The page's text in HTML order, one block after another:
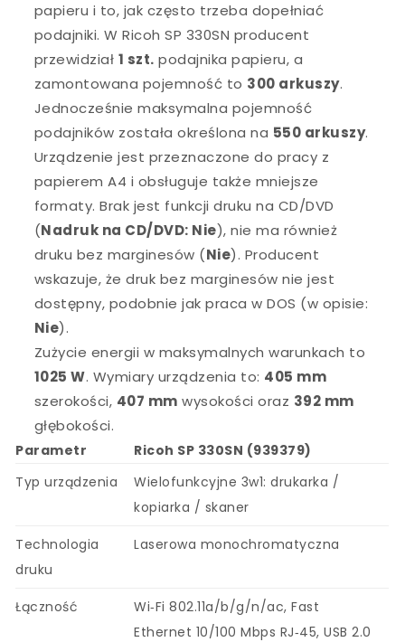
papieru i to, jak często trzeba dopełniać
podajniki. W Ricoh SP 330SN producent
przewidział 1 szt. podajnika papieru, a
zamontowana pojemność to 300 arkuszy.
Jednocześnie maksymalna pojemność
podajników została określona na 550 arkuszy.
Urządzenie jest przeznaczone do pracy z
papierem A4 i obsługuje także mniejsze
formaty. Brak jest funkcji druku na CD/DVD
(Nadruk na CD/DVD: Nie), nie ma również
druku bez marginesów (Nie). Producent
wskazuje, że druk bez marginesów nie jest
dostępny, podobnie jak praca w DOS (w opisie:
Nie).
Zużycie energii w maksymalnych warunkach to
1025 W. Wymiary urządzenia to: 405 mm
szerokości, 407 mm wysokości oraz 392 mm
głębokości.
Parametr
Ricoh SP 330SN (939379)
Typ urządzenia
Wielofunkcyjne 3w1: drukarka /
kopiarka / skaner
Technologia
druku
Laserowa monochromatyczna
Łączność
Wi‑Fi 802.11a/b/g/n/ac, Fast
Ethernet 10/100 Mbps RJ‑45, USB 2.0